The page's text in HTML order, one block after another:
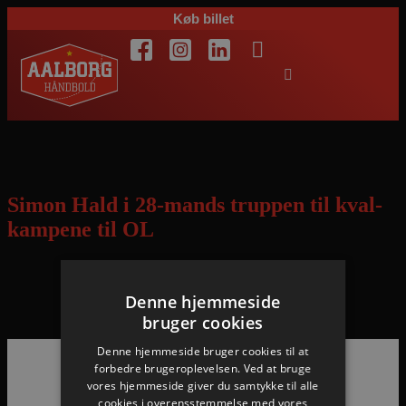
Køb billet
Simon Hald i 28-mands truppen til kval-
kampene til OL
Landstræneren har sat navne på de 28 spillere, han kan vælge
imellem til de tre kval-kampe i Herning 8.-10. april
Hovedpartnere
Denne hjemmeside
bruger cookies
Denne hjemmeside bruger cookies til at
forbedre brugeroplevelsen. Ved at bruge
vores hjemmeside giver du samtykke til alle
cookies i overensstemmelse med vores